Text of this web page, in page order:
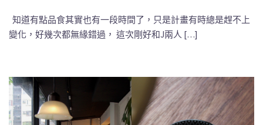
知道有點品食其實也有一段時間了，只是計畫有時總是趕不上
變化，好幾次都無緣錯過， 這次剛好和J兩人 […]